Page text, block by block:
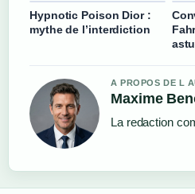
Hypnotic Poison Dior :
mythe de l’interdiction
A PROPOS DE L
Maxime
La redaction